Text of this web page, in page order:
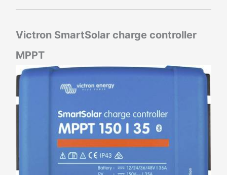
Victron SmartSolar charge controller
MPPT